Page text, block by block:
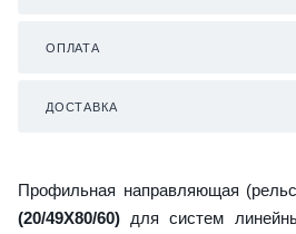
ОПЛАТА
ДОСТАВКА
Профильная направляющая
(20/49X80/60) для систем